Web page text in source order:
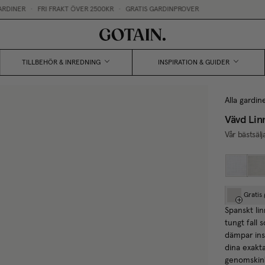
FRI FRAKT ÖVER 2500KR • GRATIS GARDINPROVER
TILLBEHÖR & INREDNING INSPIRATION & GUIDER
Alla
Vävd
Vår
Gratis
Spanskt
tungt fall
dämpar
dina